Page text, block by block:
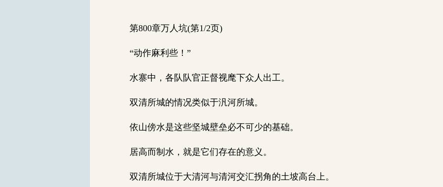
第800章万人坑(第1/2页)
“动作麻利些！”
水寨中，各队队官正督视麾下众人出工。
双清所城的情况类似于汎河所城。
依山傍水是这些坚城壁垒必不可少的基础。
居高而制水，就是它们存在的意义。
双清所城位于大清河与清河交汇拐角的土坡高台上。